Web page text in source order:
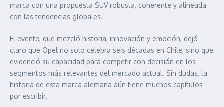
marca con una propuesta SUV robusta, coherente y alineada
con las tendencias globales.
El evento, que mezcló historia, innovación y emoción, dejó
claro que Opel no solo celebra seis décadas en Chile, sino que
evidenció su capacidad para competir con decisión en los
segmentos más relevantes del mercado actual. Sin dudas, la
historia de esta marca alemana aún tiene muchos capítulos
por escribir.